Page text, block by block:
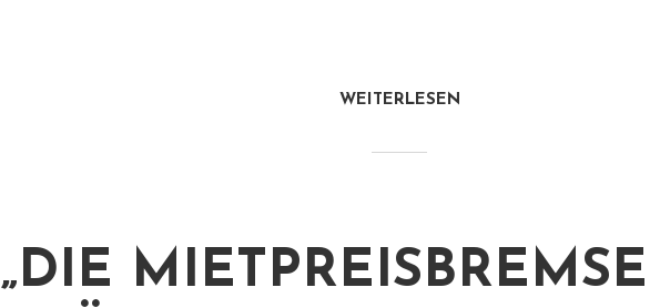
WEITERLESEN
„DIE MIETPREISBREMSE